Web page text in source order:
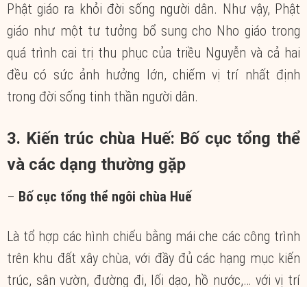
Phật giáo ra khỏi đời sống người dân. Như vậy, Phật
giáo như một tư tưởng bổ sung cho Nho giáo trong
quá trình cai trị thu phục của triều Nguyễn và cả hai
đều có sức ảnh hưởng lớn, chiếm vị trí nhất định
trong đời sống tinh thần người dân.
3. Kiến trúc chùa Huế: Bố cục tổng thể
và các dạng thường gặp
– Bố cục tổng thể ngôi chùa Huế
Là tổ hợp các hình chiếu bằng mái che các công trình
trên khu đất xây chùa, với đầy đủ các hạng mục kiến
trúc, sân vườn, đường đi, lối dạo, hồ nước,… với vị trí